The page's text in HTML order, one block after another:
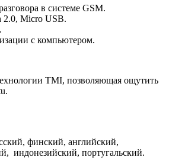
в системе GSM.
2.0, Micro USB.
с компьютером.
TMI, позволяющая ощутить
финский, английский,
индонезийский, португальский.